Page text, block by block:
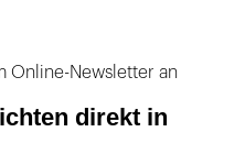
Online-Newsletter an
direkt in